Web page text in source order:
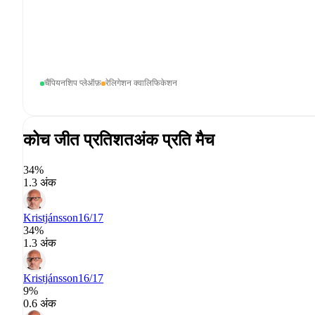
चैंपियनशिप प्लेऑफ़ रेलिगेशन क्वालिफिकेशन
कोच जीत प्रतिशतअंक प्रति मैच
34%
1.3 अंक
Kristjánsson16/17
34%
1.3 अंक
Kristjánsson16/17
9%
0.6 अंक